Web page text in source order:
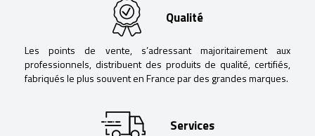
Qualité
Les points de vente, s’adressant majoritairement aux
professionnels, distribuent des produits de qualité, certifiés,
fabriqués le plus souvent en France par des grandes marques.
Services